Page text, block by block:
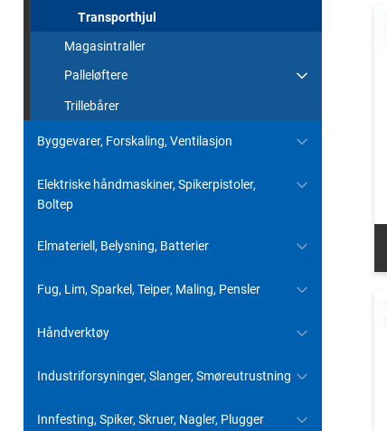
Transporthjul
Magasintraller
Palleløftere
Trillebårer
Byggevarer, Forskaling, Ventilasjon
Elektriske håndmaskiner, Spikerpistoler,
Boltep
Elmateriell, Belysning, Batterier
Fug, Lim, Sparkel, Teiper, Maling, Pensler
Håndverktøy
Industriforsyninger, Slanger, Smøreutrustning
Innfesting, Spiker, Skruer, Nagler, Plugger